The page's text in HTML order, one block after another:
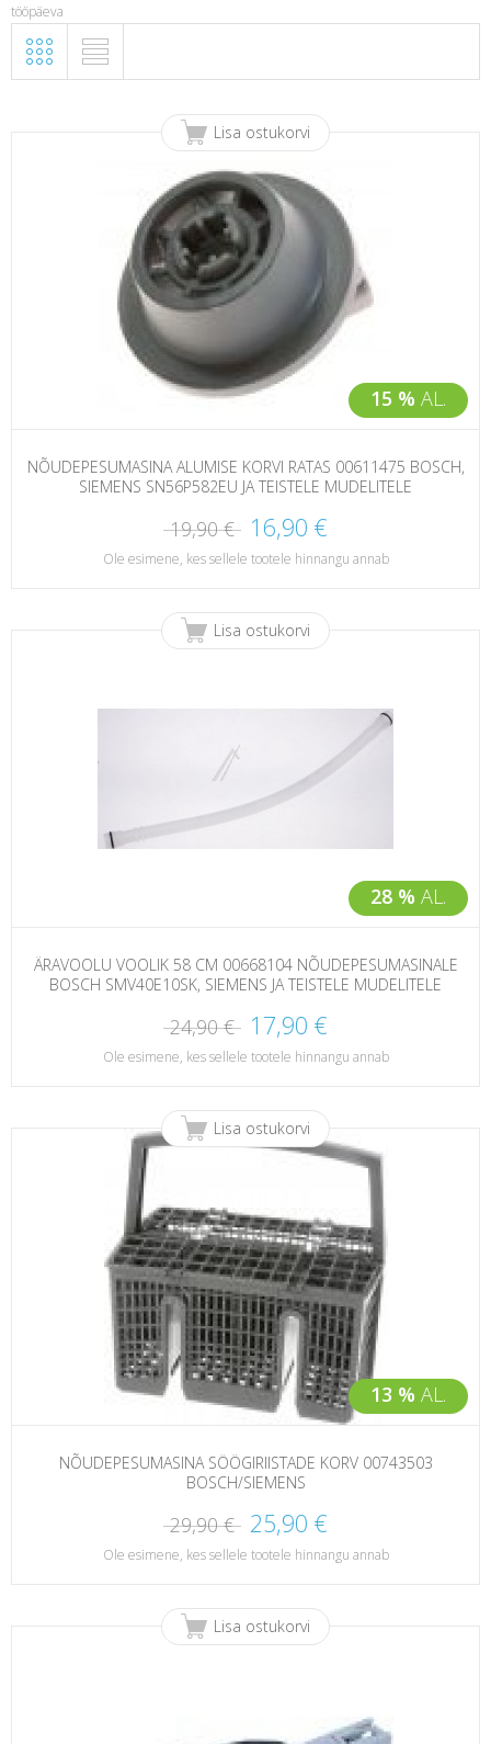
tööpäeva
15 % AL.
Lisa ostukorvi
NÕUDEPESUMASINA ALUMISE KORVI RATAS 00611475 BOSCH,
SIEMENS SN56P582EU JA TEISTELE MUDELITELE
19,90 € 16,90 €
Ole esimene, kes sellele tootele hinnangu annab
28 % AL.
Lisa ostukorvi
ÄRAVOOLU VOOLIK 58 CM 00668104 NÕUDEPESUMASINALE
BOSCH SMV40E10SK, SIEMENS JA TEISTELE MUDELITELE
24,90 € 17,90 €
Ole esimene, kes sellele tootele hinnangu annab
13 % AL.
Lisa ostukorvi
NÕUDEPESUMASINA SÖÖGIRIISTADE KORV 00743503
BOSCH/SIEMENS
29,90 € 25,90 €
Ole esimene, kes sellele tootele hinnangu annab
Lisa ostukorvi